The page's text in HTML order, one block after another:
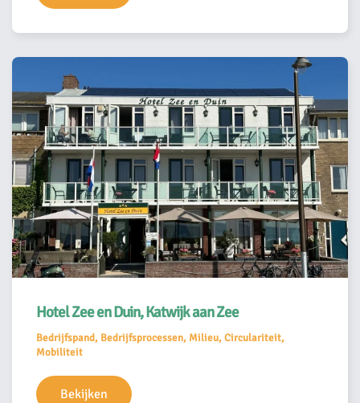
Hotel Zee en Duin, Katwijk aan Zee
Bedrijfspand, Bedrijfsprocessen, Milieu, Circulariteit,
Mobiliteit
Bekijken